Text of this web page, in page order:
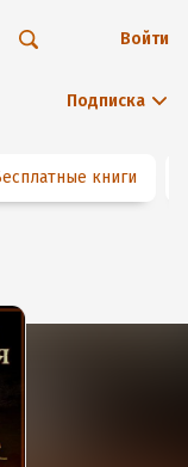
Подписка
Войти
книги